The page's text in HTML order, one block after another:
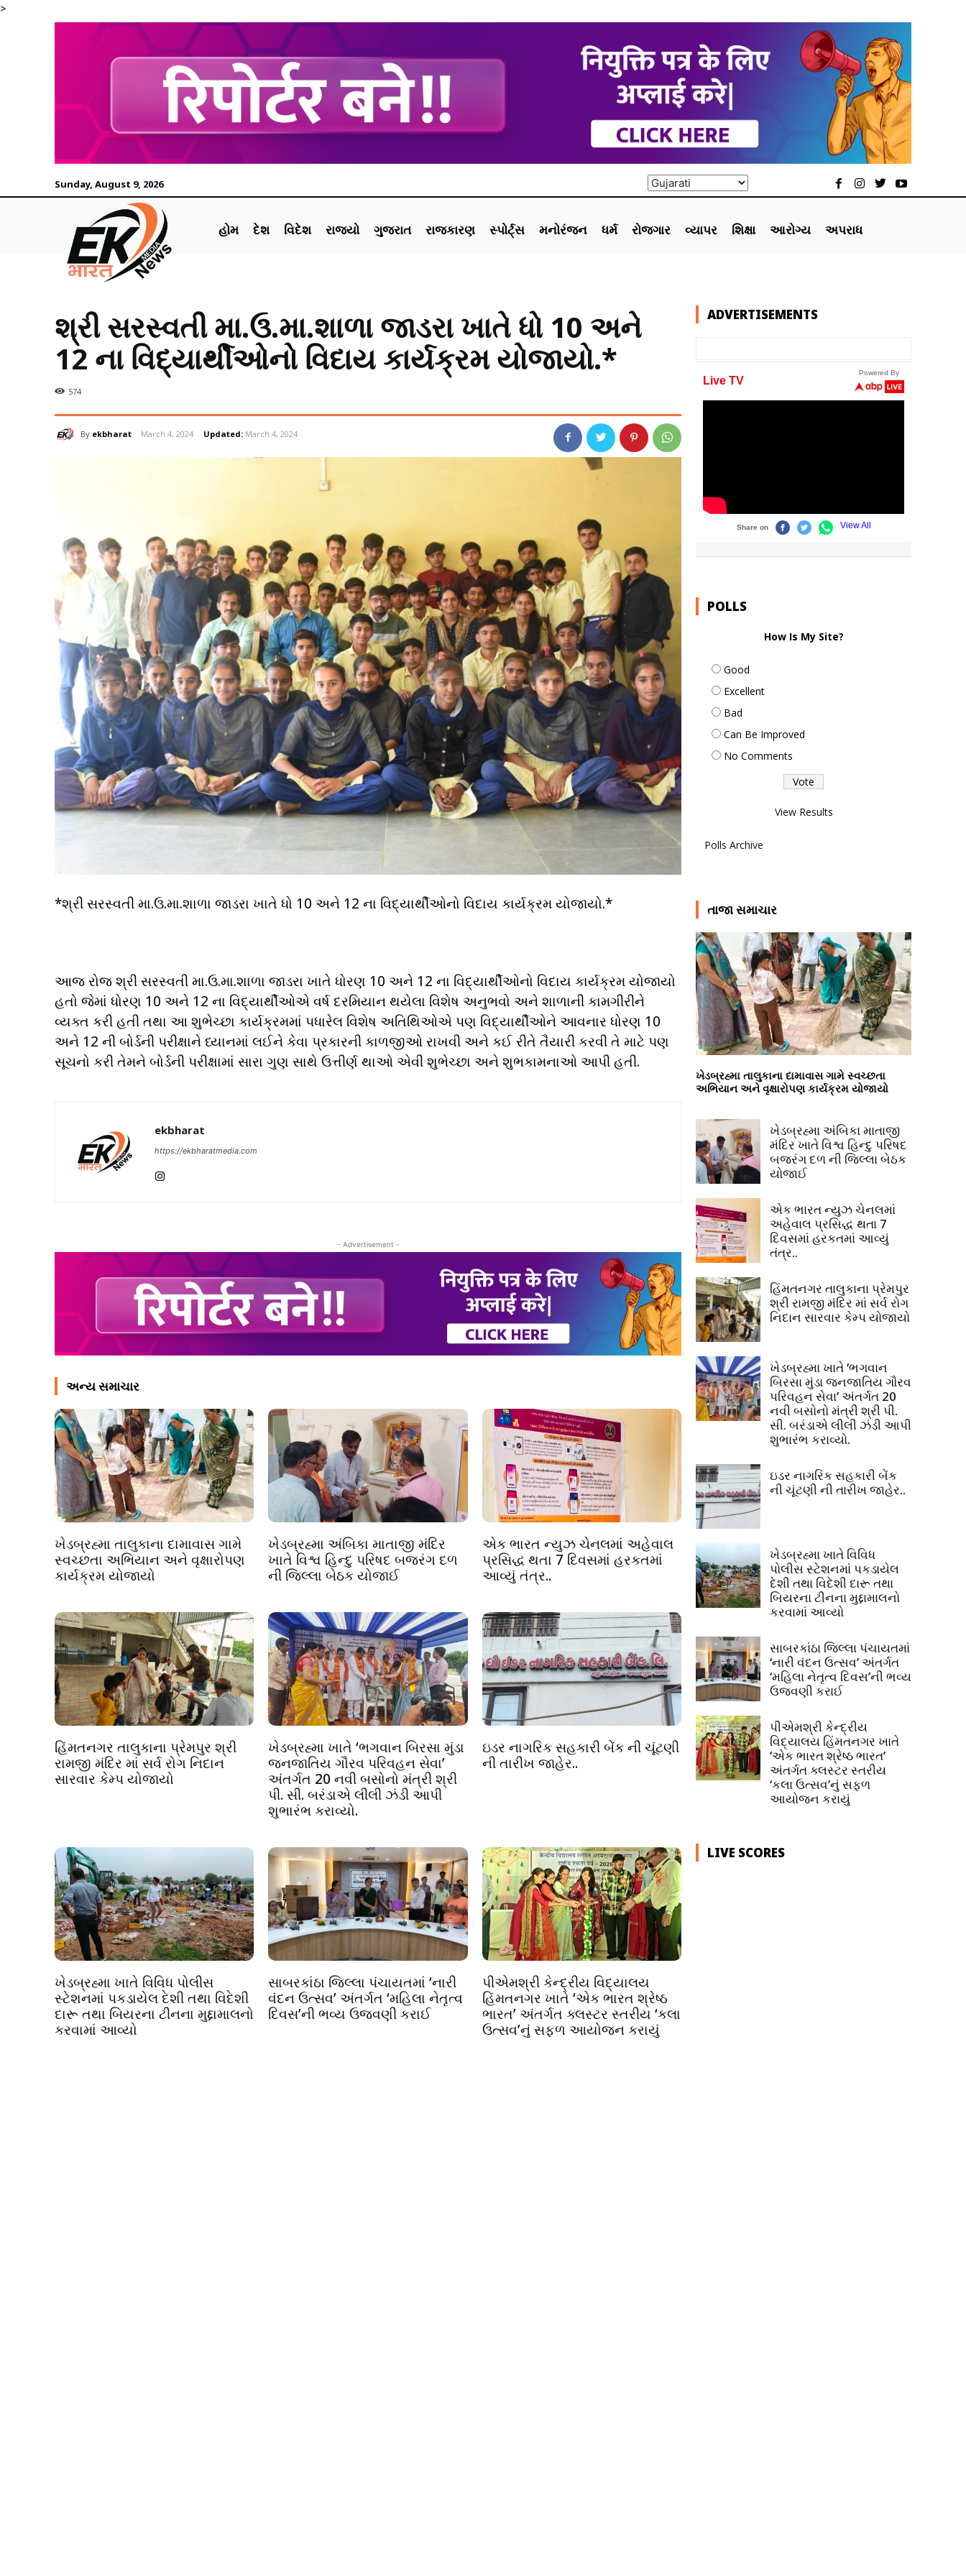
>
Sunday, August 9, 2026
હોમ દેશ વિદેશ રાજ્યો ગુજરાત રાજકારણ સ્પોર્ટ્સ મનોરંજન ધર્મ રોજગાર વ્યાપર શિક્ષા આરોગ્ય અપરાધ
શ્રી સરસ્વતી મા.ઉ.મા.શાળા જાડરા ખાતે ધો 10 અને
12 ના વિદ્યાર્થીઓનો વિદાય કાર્યક્રમ યોજાયો.*
574
By ekbharat March 4, 2024 Updated: March 4, 2024
*શ્રી સરસ્વતી મા.ઉ.મા.શાળા જાડરા ખાતે ધો 10 અને 12 ના વિદ્યાર્થીઓનો વિદાય કાર્યક્રમ યોજાયો.*
આજ રોજ શ્રી સરસ્વતી મા.ઉ.મા.શાળા જાડરા ખાતે ધોરણ 10 અને 12 ના વિદ્યાર્થીઓનો વિદાય કાર્યક્રમ યોજાયો
હતો જેમાં ધોરણ 10 અને 12 ના વિદ્યાર્થીઓએ વર્ષ દરમિયાન થયેલા વિશેષ અનુભવો અને શાળાની કામગીરીને
વ્યક્ત કરી હતી તથા આ શુભેચ્છા કાર્યક્રમમાં પધારેલ વિશેષ અતિથિઓએ પણ વિદ્યાર્થીઓને આવનાર ધોરણ 10
અને 12 ની બોર્ડની પરીક્ષાને ધ્યાનમાં લઈને કેવા પ્રકારની કાળજીઓ રાખવી અને કઈ રીતે તૈયારી કરવી તે માટે પણ
સૂચનો કરી તેમને બોર્ડની પરીક્ષામાં સારા ગુણ સાથે ઉત્તીર્ણ થાઓ એવી શુભેચ્છા અને શુભકામનાઓ આપી હતી.
ekbharat
https://ekbharatmedia.com
- Advertisement -
અન્ય સમાચાર
ખેડબ્રહ્મા તાલુકાના દામાવાસ ગામે
સ્વચ્છતા અભિયાન અને વૃક્ષારોપણ
કાર્યક્રમ યોજાયો
ખેડબ્રહ્મા અંબિકા માતાજી મંદિર
ખાતે વિશ્વ હિન્દુ પરિષદ બજરંગ દળ
ની જિલ્લા બેઠક યોજાઈ
એક ભારત ન્યુઝ ચેનલમાં અહેવાલ
પ્રસિદ્ધ થતા 7 દિવસમાં હરકતમાં
આવ્યું તંત્ર..
હિંમતનગર તાલુકાના પ્રેમપુર શ્રી
રામજી મંદિર માં સર્વ રોગ નિદાન
સારવાર કેમ્પ યોજાયો
ખેડબ્રહ્મા ખાતે ‘ભગવાન બિરસા મુંડા
જનજાતિય ગૌરવ પરિવહન સેવા’
અંતર્ગત 20 નવી બસોનો મંત્રી શ્રી
પી. સી. બરંડાએ લીલી ઝંડી આપી
શુભારંભ કરાવ્યો.
ઇડર નાગરિક સહકારી બેંક ની ચૂંટણી
ની તારીખ જાહેર..
ખેડબ્રહ્મા ખાતે વિવિધ પોલીસ
સ્ટેશનમાં પકડાયેલ દેશી તથા વિદેશી
દારૂ તથા બિયરના ટીનના મુદ્દામાલનો
કરવામાં આવ્યો
સાબરકાંઠા જિલ્લા પંચાયતમાં ‘નારી
વંદન ઉત્સવ’ અંતર્ગત ‘મહિલા નેતૃત્વ
દિવસ’ની ભવ્ય ઉજવણી કરાઈ
પીએમશ્રી કેન્દ્રીય વિદ્યાલય
હિંમતનગર ખાતે ‘એક ભારત શ્રેષ્ઠ
ભારત’ અંતર્ગત ક્લસ્ટર સ્તરીય ‘કલા
ઉત્સવ’નું સફળ આયોજન કરાયું
ADVERTISEMENTS
POLLS
How Is My Site?
Good
Excellent
Bad
Can Be Improved
No Comments
View Results
Polls Archive
તાજા સમાચાર
ખેડબ્રહ્મા તાલુકાના દામાવાસ ગામે સ્વચ્છતા
અભિયાન અને વૃક્ષારોપણ કાર્યક્રમ યોજાયો
ખેડબ્રહ્મા અંબિકા માતાજી
મંદિર ખાતે વિશ્વ હિન્દુ પરિષદ
બજરંગ દળ ની જિલ્લા બેઠક
યોજાઈ
એક ભારત ન્યુઝ ચેનલમાં
અહેવાલ પ્રસિદ્ધ થતા 7
દિવસમાં હરકતમાં આવ્યું
તંત્ર..
હિંમતનગર તાલુકાના પ્રેમપુર
શ્રી રામજી મંદિર માં સર્વ રોગ
નિદાન સારવાર કેમ્પ યોજાયો
ખેડબ્રહ્મા ખાતે ‘ભગવાન
બિરસા મુંડા જનજાતિય ગૌરવ
પરિવહન સેવા’ અંતર્ગત 20
નવી બસોનો મંત્રી શ્રી પી.
સી. બરંડાએ લીલી ઝંડી આપી
શુભારંભ કરાવ્યો.
ઇડર નાગરિક સહકારી બેંક
ની ચૂંટણી ની તારીખ જાહેર..
ખેડબ્રહ્મા ખાતે વિવિધ
પોલીસ સ્ટેશનમાં પકડાયેલ
દેશી તથા વિદેશી દારૂ તથા
બિયરના ટીનના મુદ્દામાલનો
કરવામાં આવ્યો
સાબરકાંઠા જિલ્લા પંચાયતમાં
‘નારી વંદન ઉત્સવ’ અંતર્ગત
‘મહિલા નેતૃત્વ દિવસ’ની ભવ્ય
ઉજવણી કરાઈ
પીએમશ્રી કેન્દ્રીય
વિદ્યાલય હિંમતનગર ખાતે
‘એક ભારત શ્રેષ્ઠ ભારત’
અંતર્ગત ક્લસ્ટર સ્તરીય
‘કલા ઉત્સવ’નું સફળ
આયોજન કરાયું
LIVE SCORES